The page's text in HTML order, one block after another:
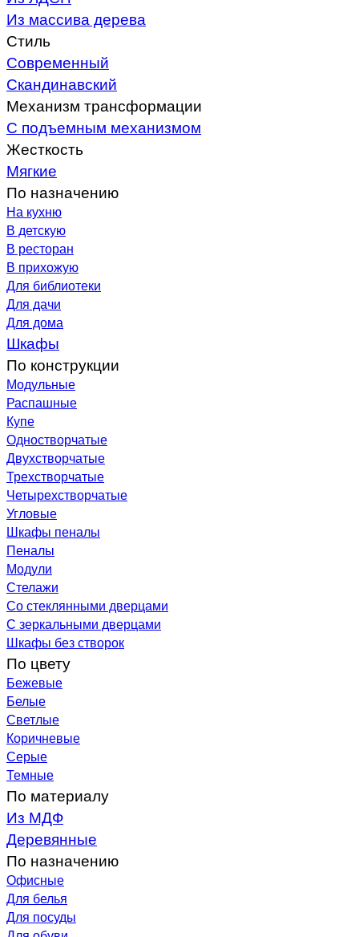
Из массива дерева
Стиль
Современный
Скандинавский
Механизм трансформации
С подъемным механизмом
Жесткость
Мягкие
По назначению
На кухню
В детскую
В ресторан
В прихожую
Для библиотеки
Для дачи
Для дома
Шкафы
По конструкции
Модульные
Распашные
Купе
Одностворчатые
Двухстворчатые
Трехстворчатые
Четырехстворчатые
Угловые
Шкафы пеналы
Пеналы
Модули
Стелажи
Со стеклянными дверцами
С зеркальными дверцами
Шкафы без створок
По цвету
Бежевые
Белые
Светлые
Коричневые
Серые
Темные
По материалу
Из МДФ
Деревянные
По назначению
Офисные
Для белья
Для посуды